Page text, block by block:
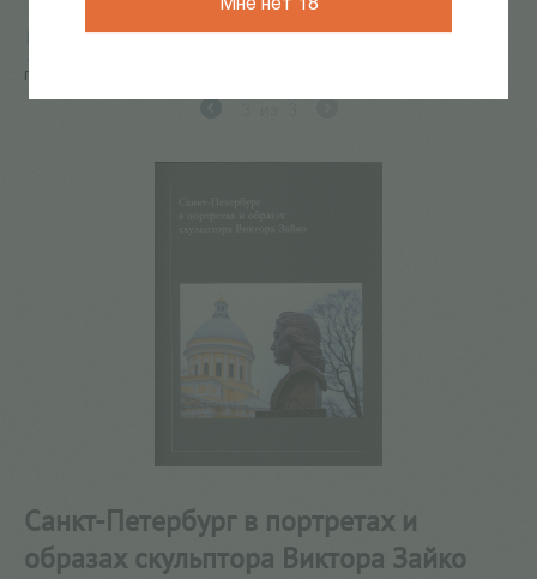
Мне нет 18
портретах и образах скульптора Виктора Зайко
Санкт-Петербург в портретах и
образах скульптора Виктора Зайко